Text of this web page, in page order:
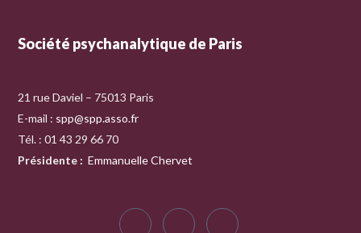
Société psychanalytique de Paris
21 rue Daviel – 75013 Paris
E-mail : spp@spp.asso.fr
Tél. : 01 43 29 66 70
Présidente : Emmanuelle Chervet